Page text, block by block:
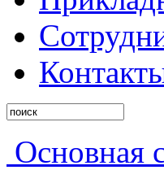
Основная